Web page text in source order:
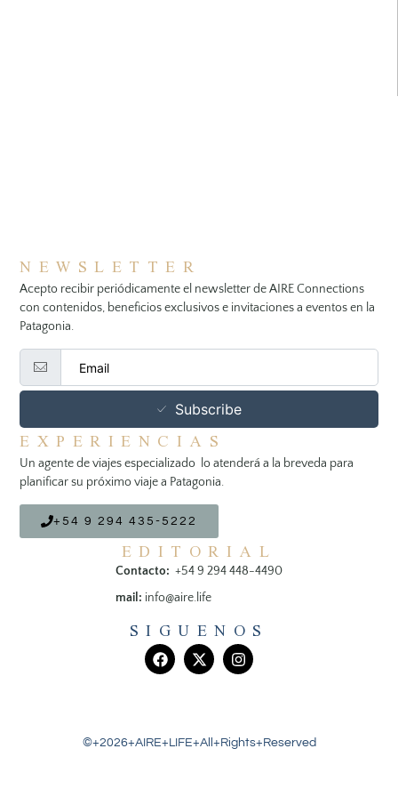
NEWSLETTER
Acepto recibir periódicamente el newsletter de AIRE Connections
con contenidos, beneficios exclusivos e invitaciones a eventos en la
Patagonia.
Subscribe
EXPERIENCIAS
Un agente de viajes especializado lo atenderá a la breveda para
planificar su próximo viaje a Patagonia.
+54 9 294 435-5222
EDITORIAL
Contacto: +54 9 294 448-4490
mail: info@aire.life
SIGUENOS
©+2026+AIRE+LIFE+All+Rights+Reserved